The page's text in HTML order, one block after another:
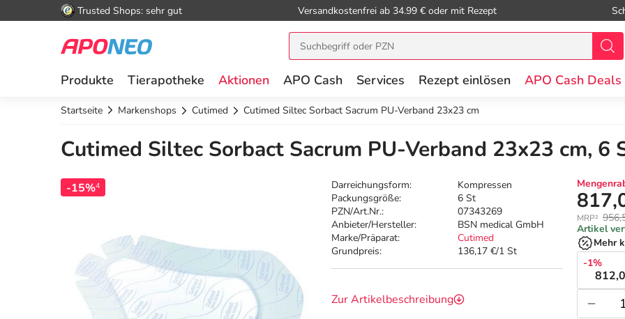
Trusted Shops: sehr gut Versandkostenfrei ab 34.99 € oder mit Rezept
Produkte Tierapotheke Aktionen APO Cash Services Rezept einlösen APO Cash Deals
Startseite Markenshops Cutimed Cutimed Siltec Sorbact Sacrum PU-Verband 23x23 cm
Cutimed Siltec Sorbact Sacrum PU-Verband 23x23 cm, 6
-15%4 Darreichungsform:
Kompressen
Packungsgröße:
6 St
PZN/Art.Nr.:
07343269
Anbieter/Hersteller:
BSN medical GmbH
Marke/Präparat:
Cutimed
Grundpreis:
136,17 €/1 St
Zur Artikelbeschreibung
MRP²
Artikel
Mehr
-1%